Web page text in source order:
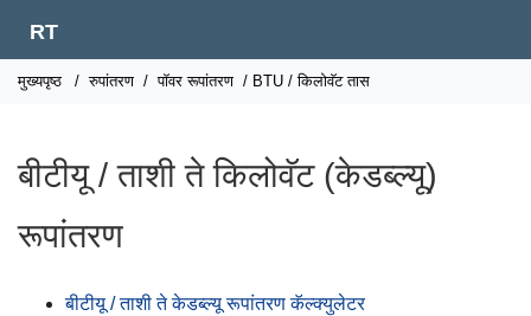
RT
मुख्यपृष्ठ / रुपांतरण / पॉवर रूपांतरण / BTU / किलोवॅट तास
बीटीयू / ताशी ते किलोवॅट (केडब्ल्यू)
रूपांतरण
बीटीयू / ताशी ते केडब्ल्यू रूपांतरण कॅल्क्युलेटर